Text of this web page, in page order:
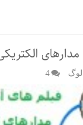
الکتریکی
4